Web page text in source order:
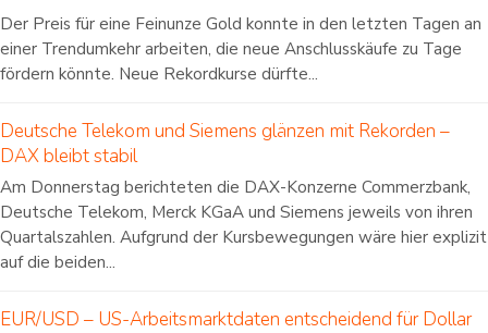
Der Preis für eine Feinunze Gold konnte in den letzten Tagen an
einer Trendumkehr arbeiten, die neue Anschlusskäufe zu Tage
fördern könnte. Neue Rekordkurse dürfte...
Deutsche Telekom und Siemens glänzen mit Rekorden –
DAX bleibt stabil
Am Donnerstag berichteten die DAX-Konzerne Commerzbank,
Deutsche Telekom, Merck KGaA und Siemens jeweils von ihren
Quartalszahlen. Aufgrund der Kursbewegungen wäre hier explizit
auf die beiden...
EUR/USD – US-Arbeitsmarktdaten entscheidend für Dollar